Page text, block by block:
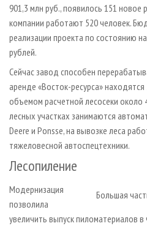
901,3 млн руб., появилось 151 новое
компании работают 520 человек.
реализации проекта по состоянию
рублей.
Сейчас завод способен
аренде «Восток-ресурса»
объемом расчетной лесосеки около
лесных участках занимаются
Deere и Ponsse, на вывозке леса
тяжеловесной автоспецтехники.
Лесопиление
Большая
Модернизация
позволила
увеличить выпуск пиломатериалов